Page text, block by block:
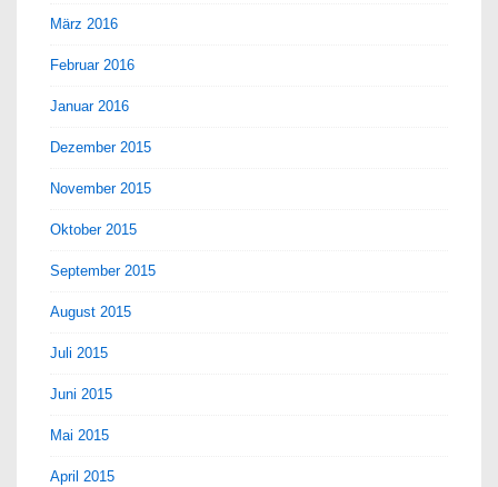
März 2016
Februar 2016
Januar 2016
Dezember 2015
November 2015
Oktober 2015
September 2015
August 2015
Juli 2015
Juni 2015
Mai 2015
April 2015